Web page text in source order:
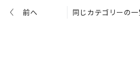
前へ 同じカテゴリーの一